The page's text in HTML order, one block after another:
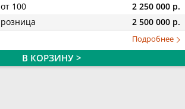
от 100
2 250 000 р.
розница
2 500 000 р.
Подробнее
В КОРЗИНУ >